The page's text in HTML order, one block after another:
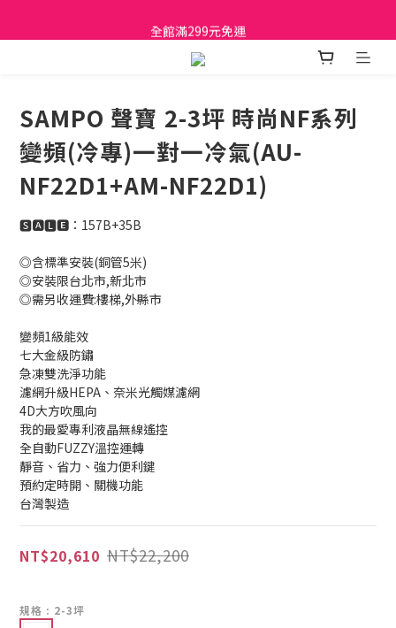
日立家電、國際牌 原廠管制價格 私訊優惠價
SAMPO 聲寶 2-3坪 時尚NF系列
變頻(冷專)一對一冷氣(AU-
NF22D1+AM-NF22D1)
🆂🅰🅻🅴：157B+35B
◎含標準安裝(銅管5米)
◎安裝限台北市,新北市
◎需另收運費:樓梯,外縣市
變頻1級能效
七大金級防鏽
急凍雙洗淨功能
濾網升級HEPA、奈米光觸媒濾網
4D大方吹風向
我的最愛專利液晶無線遙控
全自動FUZZY溫控運轉
靜音、省力、強力便利鍵
預約定時開、關機功能
台灣製造
NT$20,610 NT$22,200
規格 : 2-3坪